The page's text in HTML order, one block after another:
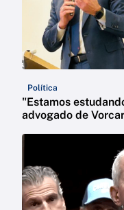
Política
"Estamos
advogado de